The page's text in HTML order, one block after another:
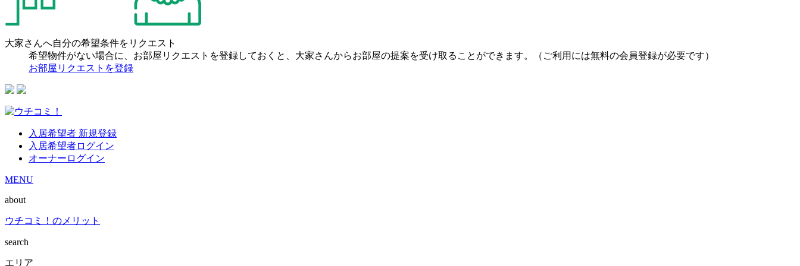
大家さんへ自分の希望条件をリクエスト
希望物件がない場合に、お部屋リクエストを登録しておくと、大家さんからお部屋の提案を受け取ることができます。（ご利用には無料の会員登録が必要です）
お部屋リクエストを登録
入居希望者 新規登録
入居希望者ログイン
オーナーログイン
MENU
about
ウチコミ！のメリット
search
エリア